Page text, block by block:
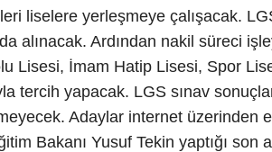
liselere yerleşmeye çalışacak.
alınacak. Ardından nakil süreci
Lisesi, İmam Hatip Lisesi, Spor
tercih yapacak. LGS sınav
Adaylar internet üzerinden
Bakanı Yusuf Tekin yaptığı